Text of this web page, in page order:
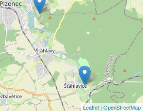
Leaflet | OpenStreetMap